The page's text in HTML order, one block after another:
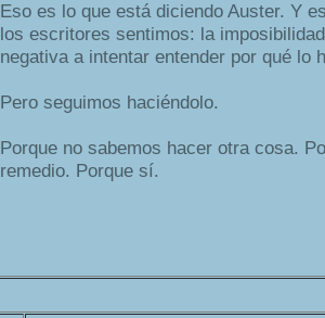
Eso es lo que está diciendo Auster. Y
los escritores sentimos: la
negativa a intentar entender por qué lo
Pero seguimos haciéndolo.
Porque no sabemos hacer otra cosa.
remedio. Porque sí.